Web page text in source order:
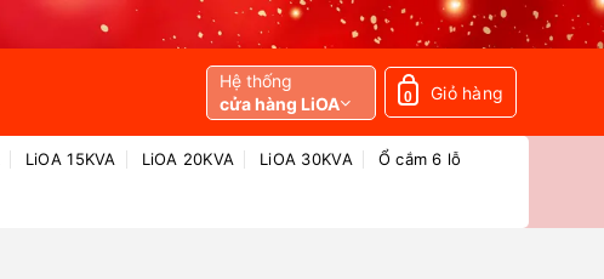
Hệ thống
cửa hàng LiOA
0 Giỏ hàng
LiOA 15KVA LiOA 20KVA LiOA 30KVA Ổ cắm 6 lỗ